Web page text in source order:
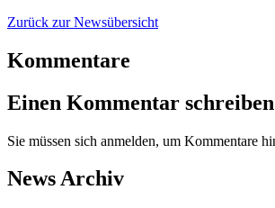
Zurück zur Newsübersicht
Kommentare
Einen Kommentar schreiben
Sie müssen sich anmelden, um Kommentare
News Archiv